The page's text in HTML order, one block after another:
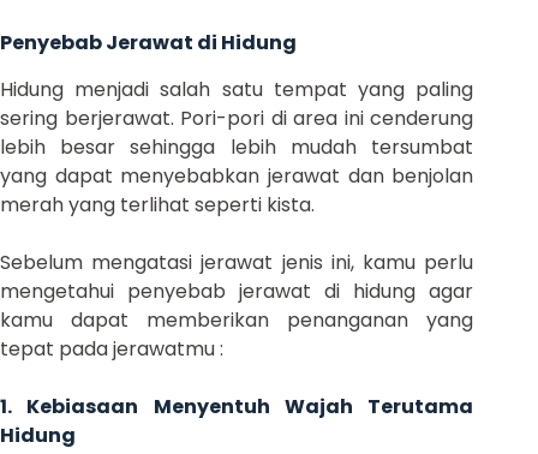
Penyebab Jerawat di Hidung
Hidung menjadi salah satu tempat yang paling
sering berjerawat. Pori-pori di area ini cenderung
lebih besar sehingga lebih mudah tersumbat
yang dapat menyebabkan jerawat dan benjolan
merah yang terlihat seperti kista.
Sebelum mengatasi jerawat jenis ini, kamu perlu
mengetahui penyebab jerawat di hidung agar
kamu dapat memberikan penanganan yang
tepat pada jerawatmu :
1. Kebiasaan Menyentuh Wajah Terutama
Hidung